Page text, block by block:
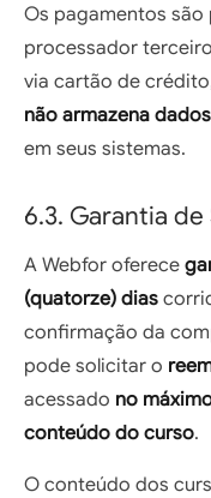
Os pagamentos
processador terceiro
via cartão de
não armazena
em seus sistemas.
6.3. Garantia
A Webfor oferece
(quatorze) dias
confirmação da
pode solicitar o
acessado no
conteúdo do curso.
O conteúdo dos